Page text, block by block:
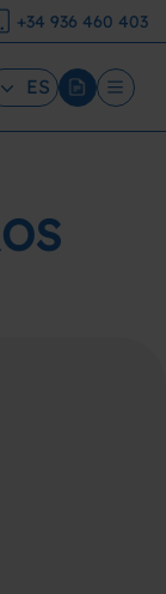
+34 936 460 403
ES